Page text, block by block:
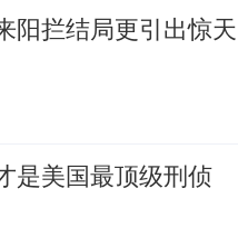
1000元
阳拦结局更引出惊天
是美国最顶级刑侦